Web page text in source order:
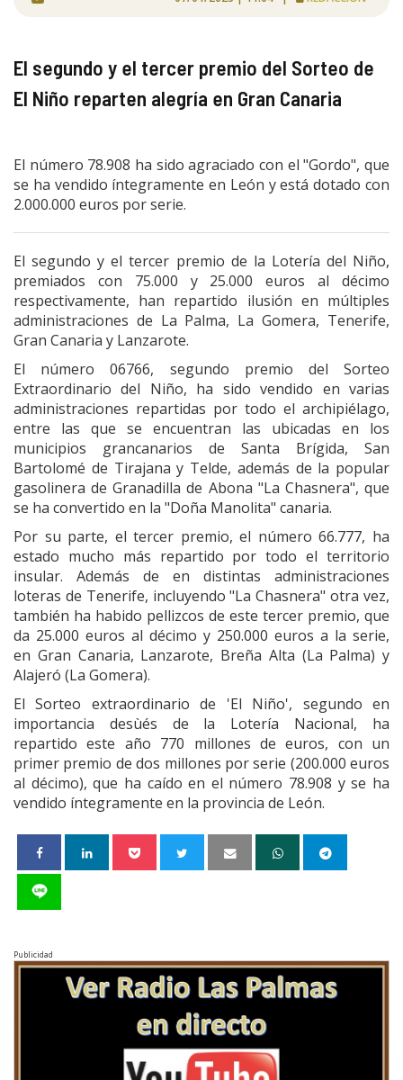
El segundo y el tercer premio del Sorteo de
El Niño reparten alegría en Gran Canaria
El número 78.908 ha sido agraciado con el "Gordo", que
se ha vendido íntegramente en León y está dotado con
2.000.000 euros por serie.
El segundo y el tercer premio de la Lotería del Niño,
premiados con 75.000 y 25.000 euros al décimo
respectivamente, han repartido ilusión en múltiples
administraciones de La Palma, La Gomera, Tenerife,
Gran Canaria y Lanzarote.
El número 06766, segundo premio del Sorteo
Extraordinario del Niño, ha sido vendido en varias
administraciones repartidas por todo el archipiélago,
entre las que se encuentran las ubicadas en los
municipios grancanarios de Santa Brígida, San
Bartolomé de Tirajana y Telde, además de la popular
gasolinera de Granadilla de Abona "La Chasnera", que
se ha convertido en la "Doña Manolita" canaria.
Por su parte, el tercer premio, el número 66.777, ha
estado mucho más repartido por todo el territorio
insular. Además de en distintas administraciones
loteras de Tenerife, incluyendo "La Chasnera" otra vez,
también ha habido pellizcos de este tercer premio, que
da 25.000 euros al décimo y 250.000 euros a la serie,
en Gran Canaria, Lanzarote, Breña Alta (La Palma) y
Alajeró (La Gomera).
El Sorteo extraordinario de 'El Niño', segundo en
importancia desùés de la Lotería Nacional, ha
repartido este año 770 millones de euros, con un
primer premio de dos millones por serie (200.000 euros
al décimo), que ha caído en el número 78.908 y se ha
vendido íntegramente en la provincia de León.
Publicidad